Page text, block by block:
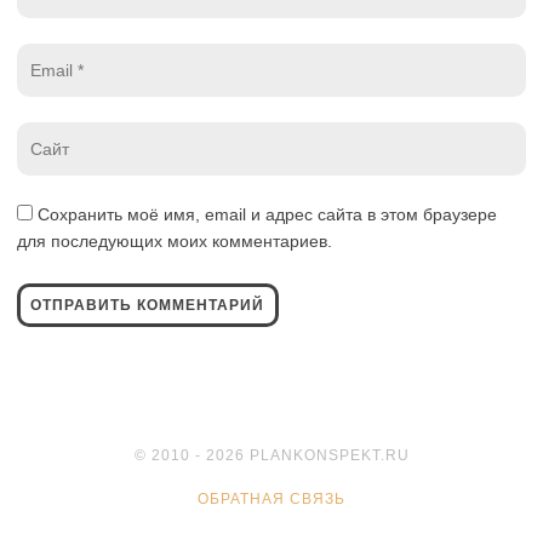
Сохранить моё имя, email и адрес сайта в этом браузере
для последующих моих комментариев.
© 2010 - 2026 PLANKONSPEKT.RU
ОБРАТНАЯ СВЯЗЬ